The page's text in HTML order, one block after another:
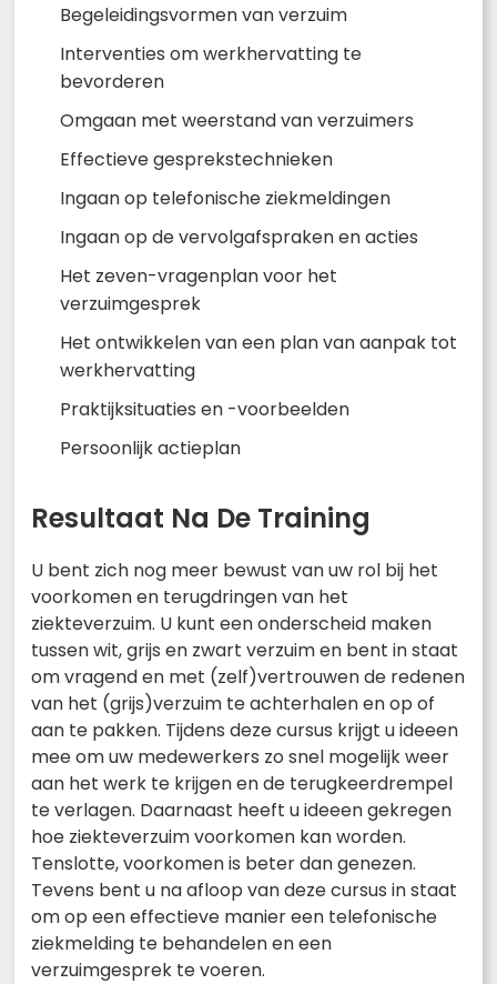
Begeleidingsvormen van verzuim
Interventies om werkhervatting te
bevorderen
Omgaan met weerstand van verzuimers
Effectieve gesprekstechnieken
Ingaan op telefonische ziekmeldingen
Ingaan op de vervolgafspraken en acties
Het zeven-vragenplan voor het
verzuimgesprek
Het ontwikkelen van een plan van aanpak tot
werkhervatting
Praktijksituaties en -voorbeelden
Persoonlijk actieplan
Resultaat Na De Training
U bent zich nog meer bewust van uw rol bij het
voorkomen en terugdringen van het
ziekteverzuim. U kunt een onderscheid maken
tussen wit, grijs en zwart verzuim en bent in staat
om vragend en met (zelf)vertrouwen de redenen
van het (grijs)verzuim te achterhalen en op of
aan te pakken. Tijdens deze cursus krijgt u ideeen
mee om uw medewerkers zo snel mogelijk weer
aan het werk te krijgen en de terugkeerdrempel
te verlagen. Daarnaast heeft u ideeen gekregen
hoe ziekteverzuim voorkomen kan worden.
Tenslotte, voorkomen is beter dan genezen.
Tevens bent u na afloop van deze cursus in staat
om op een effectieve manier een telefonische
ziekmelding te behandelen en een
verzuimgesprek te voeren.